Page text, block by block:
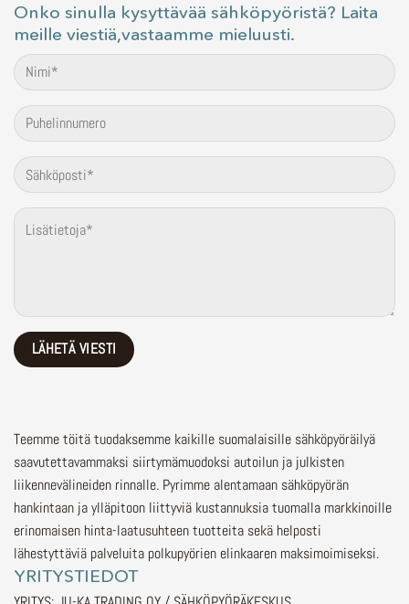
Onko sinulla kysyttävää sähköpyöristä? Laita
meille viestiä,vastaamme mieluusti.
Teemme töitä tuodaksemme kaikille suomalaisille sähköpyöräilyä
saavutettavammaksi siirtymämuodoksi autoilun ja julkisten
liikennevälineiden rinnalle. Pyrimme alentamaan sähköpyörän
hankintaan ja ylläpitoon liittyviä kustannuksia tuomalla markkinoille
erinomaisen hinta-laatusuhteen tuotteita sekä helposti
lähestyttäviä palveluita polkupyörien elinkaaren maksimoimiseksi.
YRITYSTIEDOT